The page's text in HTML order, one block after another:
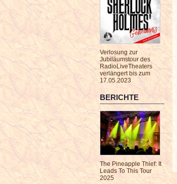
Verlosung zur
Jubiläumstour des
RadioLiveTheaters
verlängert bis zum
17.05.2023
BERICHTE
The Pineapple Thief: It
Leads To This Tour
2025